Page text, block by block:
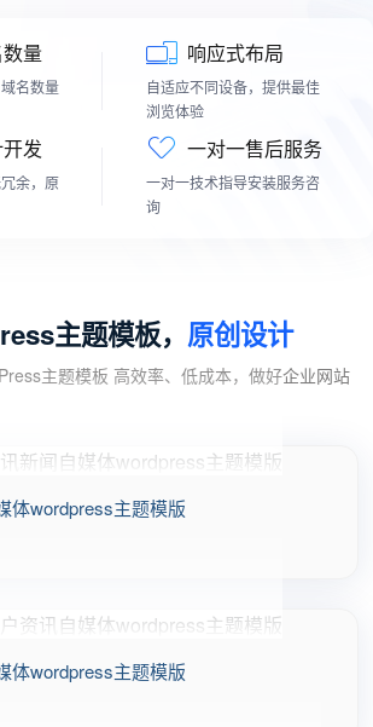
量
名数量
响应式布局
自适应不同设备，提供最佳
浏览体验
发
余，原
一对一售后服务
一对一技术指导安装服务咨
询
主题模板， 原创设计
主题模板 高效率、低成本，做好企业网站
体wordpress主题模版
体wordpress主题模版